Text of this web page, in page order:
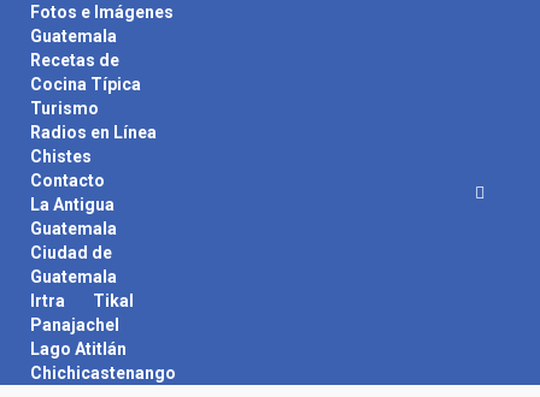
content
Fotos e Imágenes
Guatemala
Recetas de
Cocina Típica
Turismo
Radios en Línea
Chistes
Contacto
La Antigua
Guatemala
Ciudad de
Guatemala
Irtra
Tikal
Panajachel
Lago Atitlán
Chichicastenango